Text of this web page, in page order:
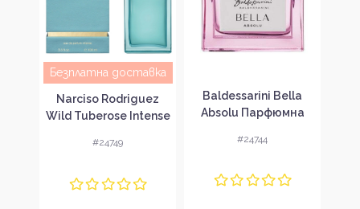
Безплатна доставка
Narciso Rodriguez
Wild Tuberose Intense
жени EDP
#24749
Baldessarini Bella
Absolu Парфюмна
#24744